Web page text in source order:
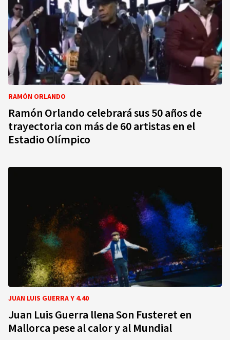
RAMÓN ORLANDO
Ramón Orlando celebrará sus 50 años de
trayectoria con más de 60 artistas en el
Estadio Olímpico
JUAN LUIS GUERRA Y 4.40
Juan Luis Guerra llena Son Fusteret en
Mallorca pese al calor y al Mundial